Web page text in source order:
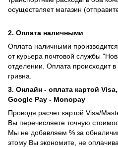
осуществляет магазин
2. Оплата наличными
Оплата наличными
от курьера почтовой службы
отделении. Оплата происходит
гривна.
3. Онлайн - оплата картой
Google Pay - Monopay
Проводя расчет картой Visa/
Вы перечисляете точную
Мы не добавляем % за
этому Вы экономите, не